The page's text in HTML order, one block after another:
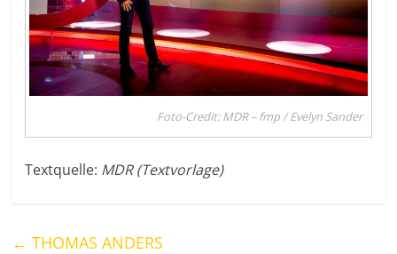
Foto-Credit: MDR – fmp / Evelyn Sander
Textquelle: MDR (Textvorlage)
← THOMAS ANDERS